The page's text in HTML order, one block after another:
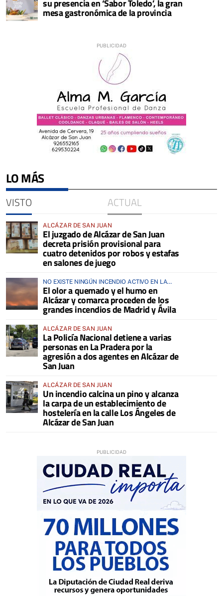
su presencia en ‘Sabor Toledo’, la gran
mesa gastronómica de la provincia
LO MÁS
VISTO ACTUAL
ALCÁZAR DE SAN JUAN
El juzgado de Alcázar de San Juan
decreta prisión provisional para
cuatro detenidos por robos y estafas
en salones de juego
NO EXISTE NINGÚN INCENDIO ACTIVO EN LA
COMARCA
El olor a quemado y el humo en
Alcázar y comarca proceden de los
grandes incendios de Madrid y Ávila
ALCÁZAR DE SAN JUAN
La Policía Nacional detiene a varias
personas en La Pradera por la
agresión a dos agentes en Alcázar de
San Juan
ALCÁZAR DE SAN JUAN
Un incendio calcina un pino y alcanza
la carpa de un establecimiento de
hostelería en la calle Los Ángeles de
Alcázar de San Juan